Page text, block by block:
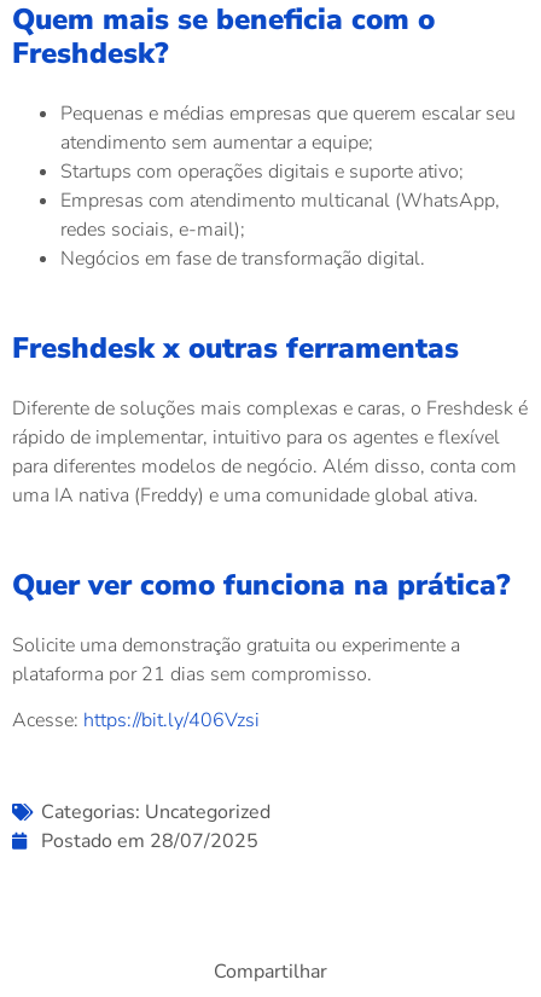
Quem mais se beneficia com o
Freshdesk?
Pequenas e médias empresas que querem escalar seu
atendimento sem aumentar a equipe;
Startups com operações digitais e suporte ativo;
Empresas com atendimento multicanal (WhatsApp,
redes sociais, e-mail);
Negócios em fase de transformação digital.
Freshdesk x outras ferramentas
Diferente de soluções mais complexas e caras, o Freshdesk é
rápido de implementar, intuitivo para os agentes e flexível
para diferentes modelos de negócio. Além disso, conta com
uma IA nativa (Freddy) e uma comunidade global ativa.
Quer ver como funciona na prática?
Solicite uma demonstração gratuita ou experimente a
plataforma por 21 dias sem compromisso.
Acesse: https://bit.ly/406Vzsi
Categorias: Uncategorized
Postado em 28/07/2025
Compartilhar